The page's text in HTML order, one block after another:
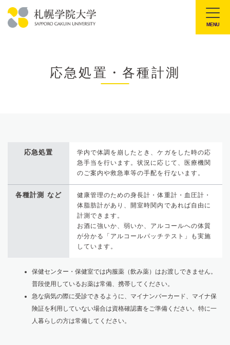
文
MENU
応急処置・各種計測
応急処置
学内で体調を崩したとき、ケガをした時の応
急手当を行います。状況に応じて、医療機関
のご案内や救急車等の手配を行ないます。
各種計測 など
健康管理のための身長計・体重計・血圧計・
体脂肪計があり、開室時関内であれば自由に
計測できます。
お酒に強いか、弱いか、アルコールへの体質
が分かる「アルコールパッチテスト」も実施
しています。
保健センター・保健室では内服薬（飲み薬）はお渡しできません。
普段使用しているお薬は常備、携帯してください。
急な病気の際に受診できるように、マイナンバーカード、マイナ保
険証を利用していない場合は資格確認書をご準備ください。特に一
人暮らしの方は常備してください。